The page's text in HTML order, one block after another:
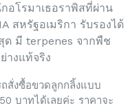
อโรมาเธอราพิสที่ผ่าน
สหรัฐอเมริกา รับรองได้
ด มี terpenes จากพืช
างแท้จริง
สั่งซื้อขวดลูกกลิ้งแบบ
บาทได้เลยค่ะ ราคาจะ